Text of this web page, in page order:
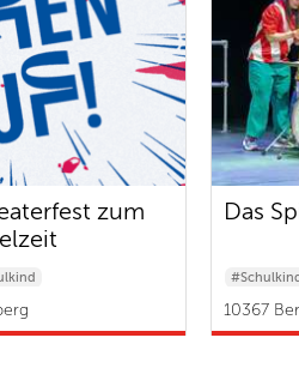
zum
Das
#Schulkind
10367